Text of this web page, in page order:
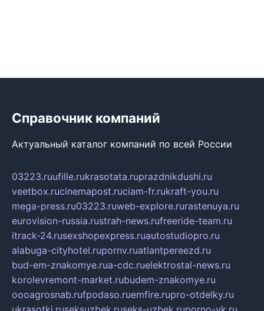
Справочник компаний
Актуальный каталог компаний по всей России
03223.ruufille.rukrasotata.ruprazdnikdushi.ru
veetbox.rucinemapost.ruciam-fr.rukraft-you.ru
mega-press.ru03223.ruweb-explore.rurastenuya.ru
eurovision-russia.rustrah-news.rufreeride-team.ru
itrack-24.rusexshopexpress.ruautostudiopro.ru
alabuga-cityhotel.rupornv.ruatlantpereezd.ru
bud-em-znakomye.rua-cdc.ruelektrostal-news.ru
korolevremont-market.rubudem-znakomye.ru
oooagrosnab.rufpodaso.ruemfire.rupro-otdelky.ru